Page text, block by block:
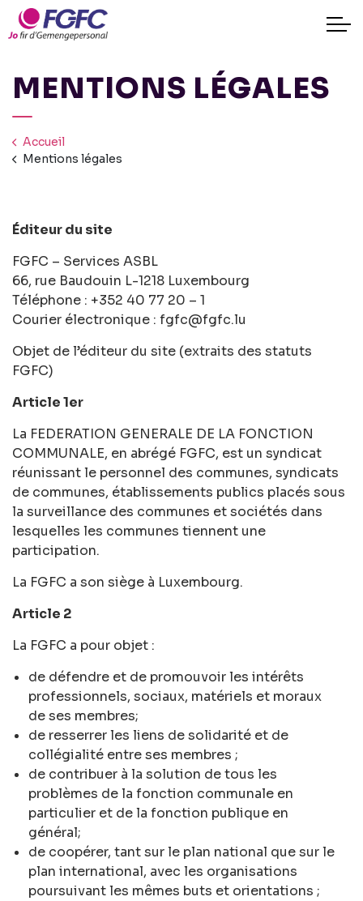
MENTIONS LÉGALES
Accueil
Mentions légales
Éditeur du site
FGFC – Services ASBL
66, rue Baudouin L-1218 Luxembourg
Téléphone : +352 40 77 20 – 1
Courier électronique : fgfc@fgfc.lu
Objet de l’éditeur du site (extraits des statuts
FGFC)
Article 1er
La FEDERATION GENERALE DE LA FONCTION
COMMUNALE, en abrégé FGFC, est un syndicat
réunissant le personnel des communes, syndicats
de communes, établissements publics placés sous
la surveillance des communes et sociétés dans
lesquelles les communes tiennent une
participation.
La FGFC a son siège à Luxembourg.
Article 2
La FGFC a pour objet :
de défendre et de promouvoir les intérêts
professionnels, sociaux, matériels et moraux
de ses membres;
de resserrer les liens de solidarité et de
collégialité entre ses membres ;
de contribuer à la solution de tous les
problèmes de la fonction communale en
particulier et de la fonction publique en
général;
de coopérer, tant sur le plan national que sur le
plan international, avec les organisations
poursuivant les mêmes buts et orientations ;